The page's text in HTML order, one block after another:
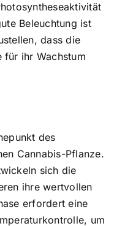
Beleuchtung ist
dass die
für ihr Wachstum
des
Cannabis-Pflanze.
sich die
ihre wertvollen
erfordert eine
um